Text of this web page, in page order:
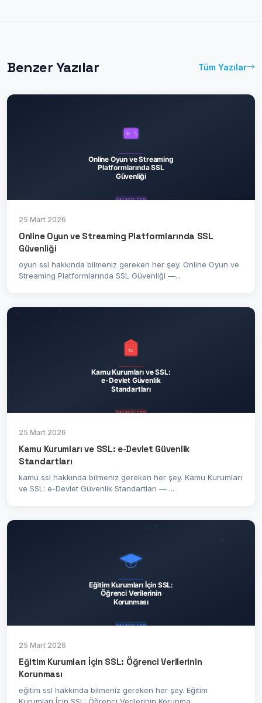
Benzer Yazılar Tüm Yazılar
25 Mart 2026
Online Oyun ve Streaming Platformlarında SSL
Güvenliği
oyun ssl hakkında bilmeniz gereken her şey. Online Oyun ve
Streaming Platformlarında SSL Güvenliği —...
25 Mart 2026
Kamu Kurumları ve SSL: e-Devlet Güvenlik
Standartları
kamu ssl hakkında bilmeniz gereken her şey. Kamu Kurumları
ve SSL: e-Devlet Güvenlik Standartları — ...
25 Mart 2026
Eğitim Kurumları İçin SSL: Öğrenci Verilerinin
Korunması
eğitim ssl hakkında bilmeniz gereken her şey. Eğitim
Kurumları İçin SSL: Öğrenci Verilerinin Korunma...